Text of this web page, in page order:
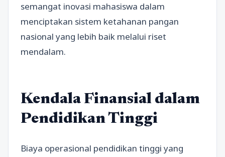
semangat inovasi mahasiswa dalam
menciptakan sistem ketahanan pangan
nasional yang lebih baik melalui riset
mendalam.
Kendala Finansial dalam
Pendidikan Tinggi
Biaya operasional pendidikan tinggi yang